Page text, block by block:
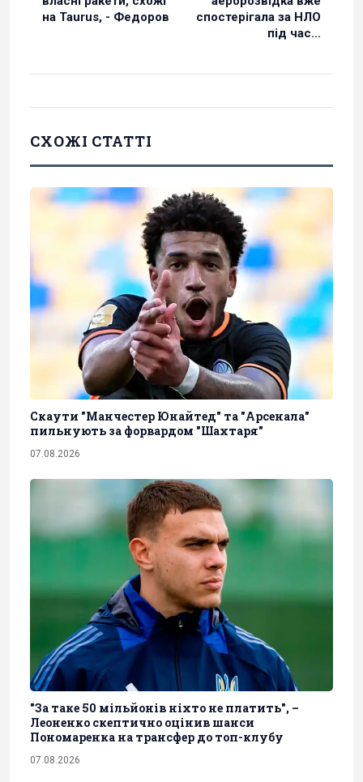
на Taurus, - Федоров
спостерігала за НЛО
під час...
СХОЖІ СТАТТІ
Скаути "Манчестер Юнайтед" та "Арсенала"
пильнують за форвардом "Шахтаря"
07.08.2026
"За таке 50 мільйонів ніхто не платить", –
Леоненко скептично оцінив шанси
Пономаренка на трансфер до топ-клубу
07.08.2026